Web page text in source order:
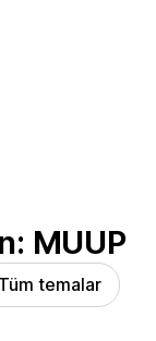
MUUP
Tüm temalar